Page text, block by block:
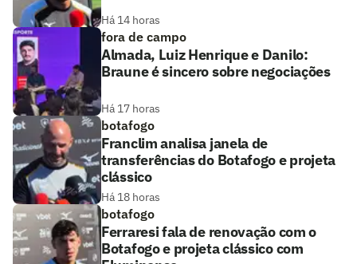
Há 14 horas
fora de campo
Almada, Luiz Henrique e Danilo:
Braune é sincero sobre negociações
Há 17 horas
botafogo
Franclim analisa janela de
transferências do Botafogo e projeta
clássico
Há 18 horas
botafogo
Ferraresi fala de renovação com o
Botafogo e projeta clássico com